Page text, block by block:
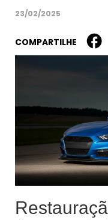
23/02/2025
COMPARTILHE